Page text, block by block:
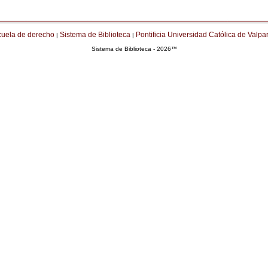
de derecho | Sistema de Biblioteca | Pontificia Universidad Católica de
Sistema de Biblioteca - 2026™